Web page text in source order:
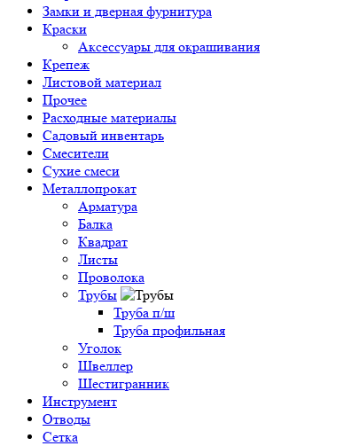
Замки и дверная фурнитура
Краски
Аксессуары для окрашивания
Крепеж
Листовой материал
Прочее
Расходные материалы
Садовый инвентарь
Смесители
Сухие смеси
Металлопрокат
Арматура
Балка
Квадрат
Листы
Проволока
Трубы
Труба п/ш
Труба профильная
Уголок
Швеллер
Шестигранник
Инструмент
Отводы
Сетка